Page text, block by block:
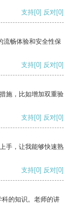
支持[0] 反对[0]
流畅体验和安全性保
支持[0] 反对[0]
施，比如增加双重验
支持[0] 反对[0]
手，让我能够快速熟
支持[0] 反对[0]
的知识。老师的讲